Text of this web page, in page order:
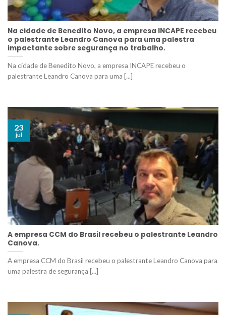
Na cidade de Benedito Novo, a empresa INCAPE recebeu
o palestrante Leandro Canova para uma palestra
impactante sobre segurança no trabalho.
Na cidade de Benedito Novo, a empresa INCAPE recebeu o
palestrante Leandro Canova para uma [...]
A empresa CCM do Brasil recebeu o palestrante Leandro
Canova.
A empresa CCM do Brasil recebeu o palestrante Leandro Canova para
uma palestra de segurança [...]
23
jul